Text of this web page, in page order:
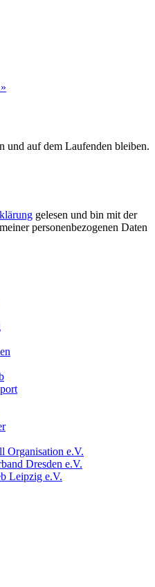
und auf dem Laufenden bleiben.
gelesen und bin mit der
personenbezogenen Daten
Organisation e.V.
Dresden e.V.
Leipzig e.V.